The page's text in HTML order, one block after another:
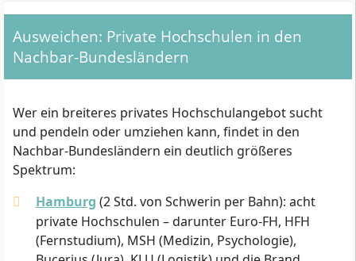
Ausweichen: Private Hochschulen in den
Nachbar-Bundesländern
Wer ein breiteres privates Hochschulangebot sucht
und pendeln oder umziehen kann, findet in den
Nachbar-Bundesländern ein deutlich größeres
Spektrum:
Hamburg (2 Std. von Schwerin per Bahn): acht
private Hochschulen – darunter Euro-FH, HFH
(Fernstudium), MSH (Medizin, Psychologie),